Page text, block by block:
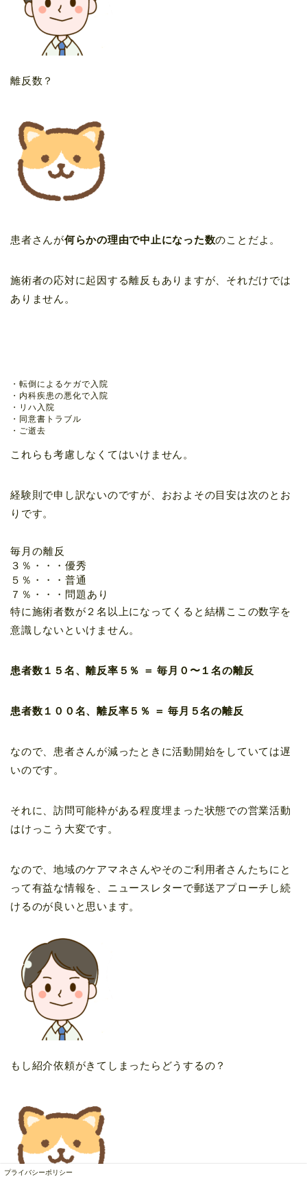
離反数？
患者さんが何らかの理由で中止になった数のことだよ。
施術者の応対に起因する離反もありますが、それだけでは
ありません。
・転倒によるケガで入院
・内科疾患の悪化で入院
・リハ入院
・同意書トラブル
・ご逝去
これらも考慮しなくてはいけません。
経験則で申し訳ないのですが、おおよその目安は次のとお
りです。
毎月の離反
３％・・・優秀
５％・・・普通
７％・・・問題あり
特に施術者数が２名以上になってくると結構ここの数字を
意識しないといけません。
患者数１５名、離反率５％ ＝毎月０〜１名の離反
患者数１００名、離反率５％ ＝毎月５名の離反
なので、患者さんが減ったときに活動開始をしていては遅
いのです。
それに、訪問可能枠がある程度埋まった状態での営業活動
はけっこう大変です。
なので、地域のケアマネさんやそのご利用者さんたちにと
って有益な情報を、ニュースレターで郵送アプローチし続
けるのが良いと思います。
もし紹介依頼がきてしまったらどうするの？
プライバシーポリシー